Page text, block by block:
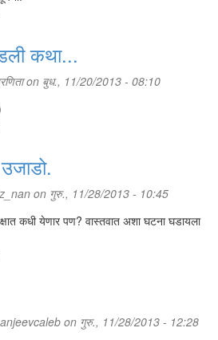
कथा...
on बुध., 11/20/2013 - 08:10
on गुरु., 11/28/2013 - 10:45
कधी येणार पण? वास्तवात अशा घटना घडायला
on गुरु., 11/28/2013 - 12:28